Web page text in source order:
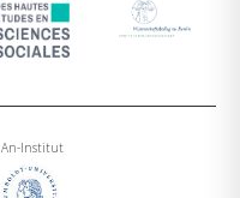
An-Institut